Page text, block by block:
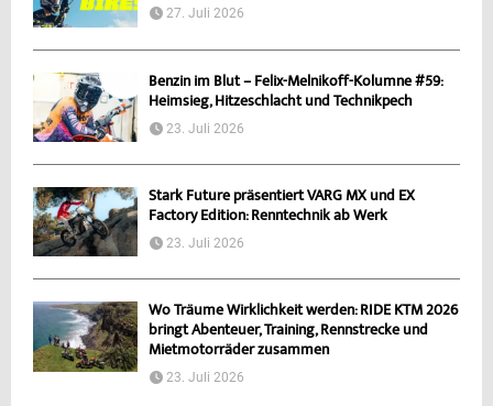
27. Juli 2026
Benzin im Blut – Felix-Melnikoff-Kolumne #59:
Heimsieg, Hitzeschlacht und Technikpech
23. Juli 2026
Stark Future präsentiert VARG MX und EX
Factory Edition: Renntechnik ab Werk
23. Juli 2026
Wo Träume Wirklichkeit werden: RIDE KTM 2026
bringt Abenteuer, Training, Rennstrecke und
Mietmotorräder zusammen
23. Juli 2026